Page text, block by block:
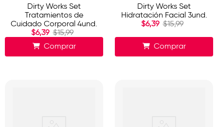
Dirty Works Set
Tratamientos de
Cuidado Corporal 4und.
$6,39 $15,99
Comprar
Dirty Works Set
Hidratación Facial 3und.
$6,39 $15,99
Comprar